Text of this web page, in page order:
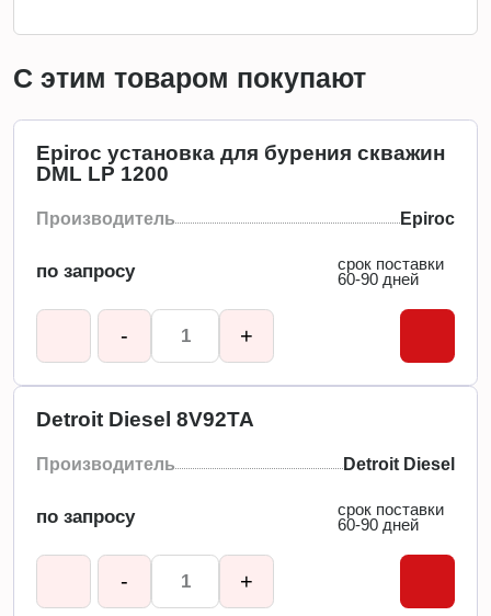
С этим товаром покупают
Epiroc установка для бурения скважин
DML LP 1200
Производитель Epiroc
по запросу
срок поставки
60-90 дней
- +
Detroit Diesel 8V92TA
Производитель Detroit Diesel
по запросу
срок поставки
60-90 дней
- +